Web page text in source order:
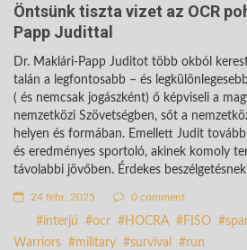
Öntsünk tiszta vizet az OCR
Papp Judittal
Dr. Maklári-Papp Juditot több okból
talán a legfontosabb – és
( és nemcsak jogászként) ő képviseli a
nemzetközi Szövetségben, sőt a
helyen és formában. Emellett Judit
és eredményes sportoló, akinek komoly
távolabbi jövőben. Érdekes
24 febr. 2025 0 comment
interjú ocr HOCRA FISO
Warriors
military survival run